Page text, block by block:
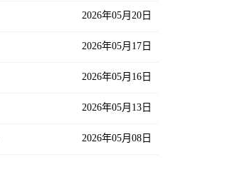
2026年05月20日
2026年05月17日
2026年05月16日
2026年05月13日
2026年05月08日